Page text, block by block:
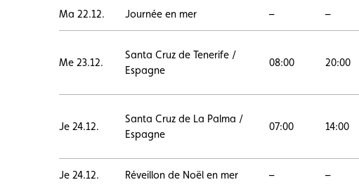
Ma 22.12. Journée en mer – –
Me 23.12.
Santa Cruz de Tenerife /
Espagne
08:00 20:00
Je 24.12.
Santa Cruz de La Palma /
Espagne
07:00 14:00
Je 24.12. Réveillon de Noël en mer – –